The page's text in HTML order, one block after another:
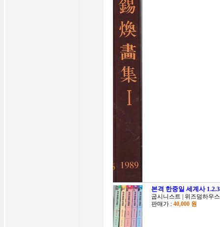
본격 한중일 세계사
굽시니스트 | 위즈덤하우스
판매가 : 40,000 원